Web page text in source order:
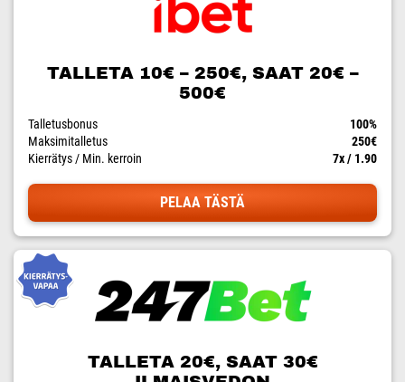
TALLETA 10€ – 250€, SAAT 20€ –
500€
Talletusbonus
100%
Maksimitalletus
250€
Kierrätys / Min. kerroin
7x / 1.90
PELAA TÄSTÄ
TALLETA 20€, SAAT 30€